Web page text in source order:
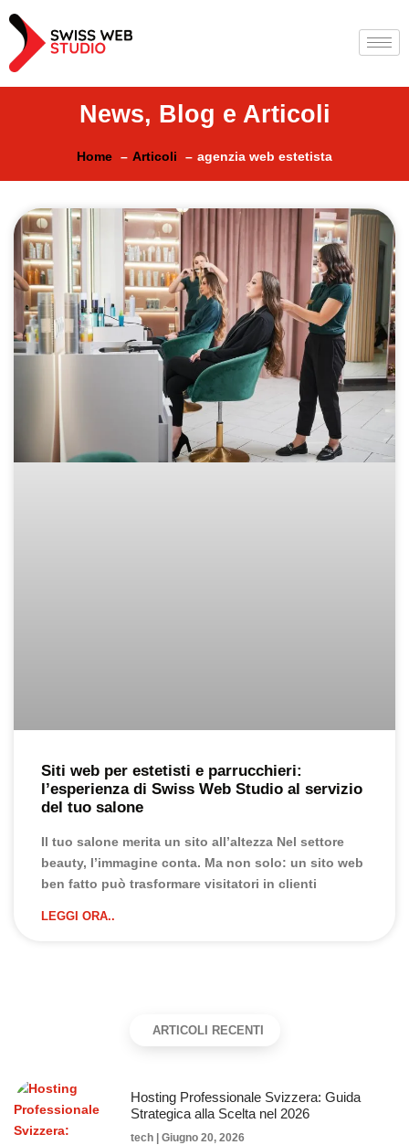
News, Blog e Articoli
Home Articoli agenzia web estetista
Siti web per estetisti e parrucchieri:
l’esperienza di Swiss Web Studio al servizio
del tuo salone
Il tuo salone merita un sito all’altezza Nel settore
beauty, l’immagine conta. Ma non solo: un sito web
ben fatto può trasformare visitatori in clienti
LEGGI ORA..
ARTICOLI RECENTI
Hosting Professionale Svizzera: Guida
Strategica alla Scelta nel 2026
tech Giugno 20, 2026